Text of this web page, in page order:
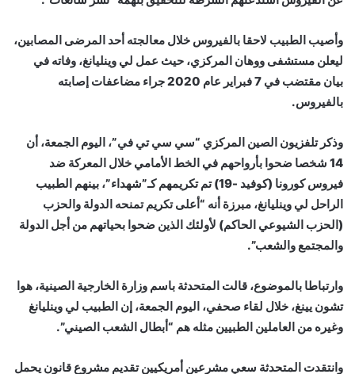
وأصيب الطبيب لاحقا بالفيروس خلال معالجته أحد المرضى المصابين،
ليعلن مستشفى ووهان المركزي، حيث عمل لي وينليانغ، وفاته في
بيان مقتضب في 7 فبراير عام 2020 جراء مضاعفات إصابته
بالفيروس.
وذكر تلفزيون الصين المركزي “سي سي تي في”، اليوم الجمعة، أن
14 شخصا ضحوا بأرواحهم في الخط الأمامي خلال المعركة ضد
فيروس كورونا (كوفيد -19) تم تكريمهم كـ”شهداء”، بينهم الطبيب
الراحل لي وينليانغ، مبرزة أنه “أعلى تكريم تمنحه الدولة والحزب
(الحزب الشيوعي الحاكم) لأولئك الذين ضحوا بحياتهم من أجل الدولة
والمجتمع والشعب”.
وارتباطا بالموضوع، قالت المتحدثة باسم وزارة الخارجية الصينية، هوا
تشون يينغ، خلال لقاء صحفي، اليوم الجمعة، إن الطبيب لي وينليانغ
وغيره من العاملين الطبيين مثله هم “أبطال الشعب الصيني”.
وانتقدت المتحدثة سعي مشرعين أمريكيين تقديم مشروع قانون يحمل